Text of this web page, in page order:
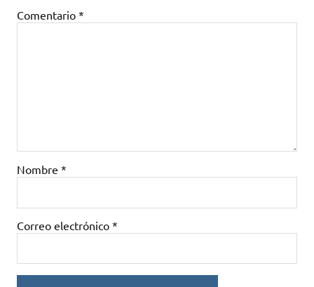
Comentario *
Nombre *
Correo electrónico *